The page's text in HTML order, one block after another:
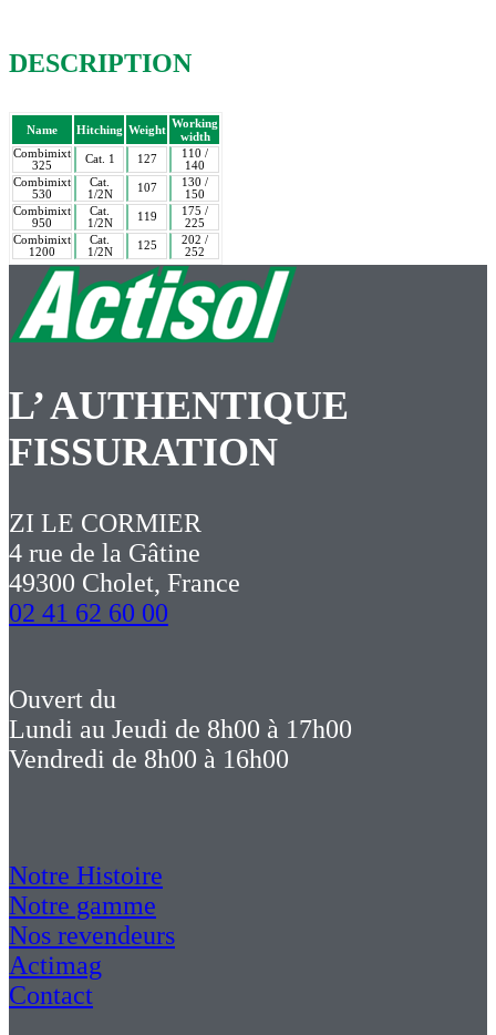
DESCRIPTION
Name Hitching Weight Working
width
Combimixt
325
Cat. 1 127
110 /
140
Combimixt
530
Cat.
1/2N
107
130 /
150
Combimixt
950
Cat.
1/2N
119
175 /
225
Combimixt
1200
Cat.
1/2N
125
202 /
252
L’ AUTHENTIQUE
FISSURATION
ZI LE CORMIER
4 rue de la Gâtine
49300 Cholet, France
02 41 62 60 00
Ouvert du
Lundi au Jeudi de 8h00 à 17h00
Vendredi de 8h00 à 16h00
Notre Histoire
Notre gamme
Nos revendeurs
Actimag
Contact